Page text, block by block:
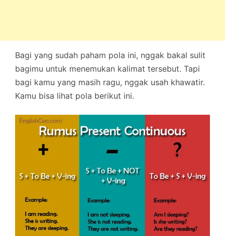
Bagi yang sudah paham pola ini, nggak bakal sulit
bagimu untuk menemukan kalimat tersebut. Tapi
bagi kamu yang masih ragu, nggak usah khawatir.
Kamu bisa lihat pola berikut ini.